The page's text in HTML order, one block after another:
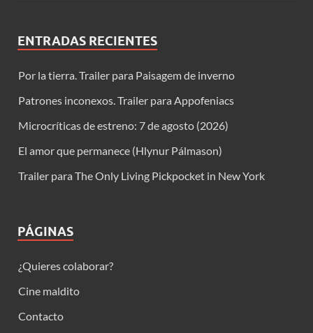
ENTRADAS RECIENTES
Por la tierra. Trailer para Paisagem de inverno
Patrones inconexos. Trailer para Appofeniacs
Microcríticas de estreno: 7 de agosto (2026)
El amor que permanece (Hlynur Pálmason)
Trailer para The Only Living Pickpocket in New York
PÁGINAS
¿Quieres colaborar?
Cine maldito
Contacto